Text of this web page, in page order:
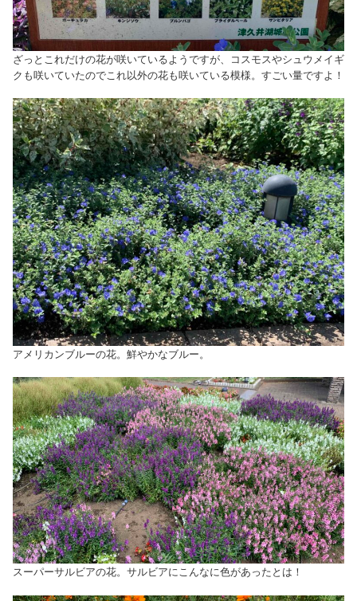
ざっとこれだけの花が咲いているようですが、コスモスやシュウメイギ
クも咲いていたのでこれ以外の花も咲いている模様。すごい量ですよ！
アメリカンブルーの花。鮮やかなブルー。
スーパーサルビアの花。サルビアにこんなに色があったとは！